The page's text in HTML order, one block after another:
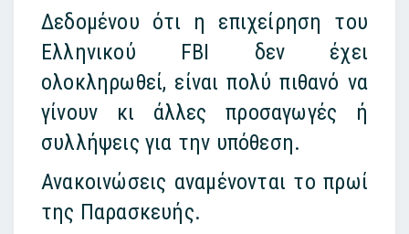
Δεδομένου ότι η επιχείρηση του
Ελληνικού FBI δεν έχει
ολοκληρωθεί, είναι πολύ πιθανό να
γίνουν κι άλλες προσαγωγές ή
συλλήψεις για την υπόθεση.
Ανακοινώσεις αναμένονται το πρωί
της Παρασκευής.